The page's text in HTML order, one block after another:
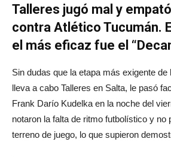
Talleres jugó mal y
contra Atlético Tucumán.
el más eficaz fue el
Sin dudas que la etapa más exigente de
lleva a cabo Talleres en Salta, le pasó
Frank Darío Kudelka en la noche del
notaron la falta de ritmo futbolístico y no
terreno de juego, lo que supieron